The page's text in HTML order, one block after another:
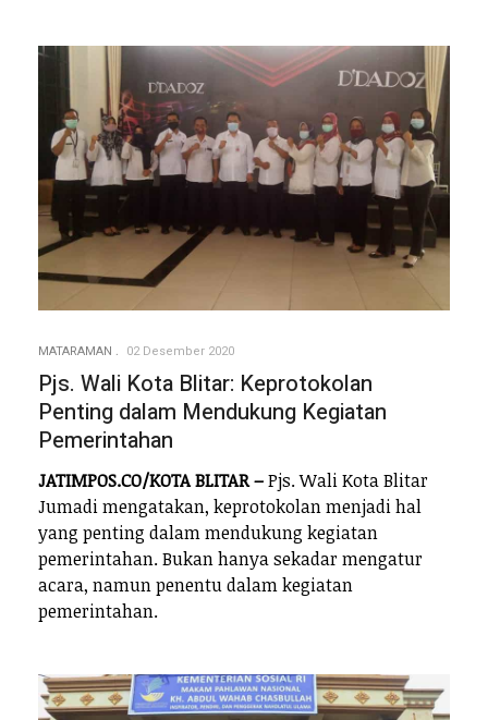
MATARAMAN 02 Desember 2020
Pjs. Wali Kota Blitar: Keprotokolan
Penting dalam Mendukung Kegiatan
Pemerintahan
JATIMPOS.CO/KOTA BLITAR –Pjs. Wali Kota Blitar
Jumadi mengatakan, keprotokolan menjadi hal
yang penting dalam mendukung kegiatan
pemerintahan. Bukan hanya sekadar mengatur
acara, namun penentu dalam kegiatan
pemerintahan.